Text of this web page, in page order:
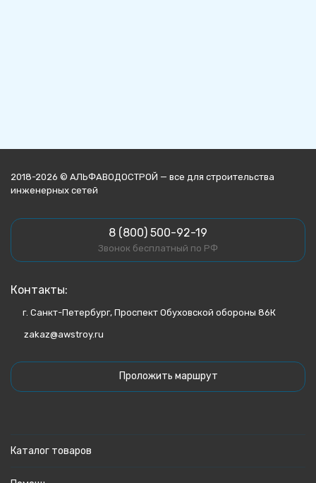
2018-2026 © АЛЬФАВОДОСТРОЙ — все для строительства
инженерных сетей
8 (800) 500-92-19
Звонок бесплатный по РФ
Контакты:
г. Санкт-Петербург, Проспект Обуховской обороны 86К
zakaz@awstroy.ru
Проложить маршрут
Каталог товаров